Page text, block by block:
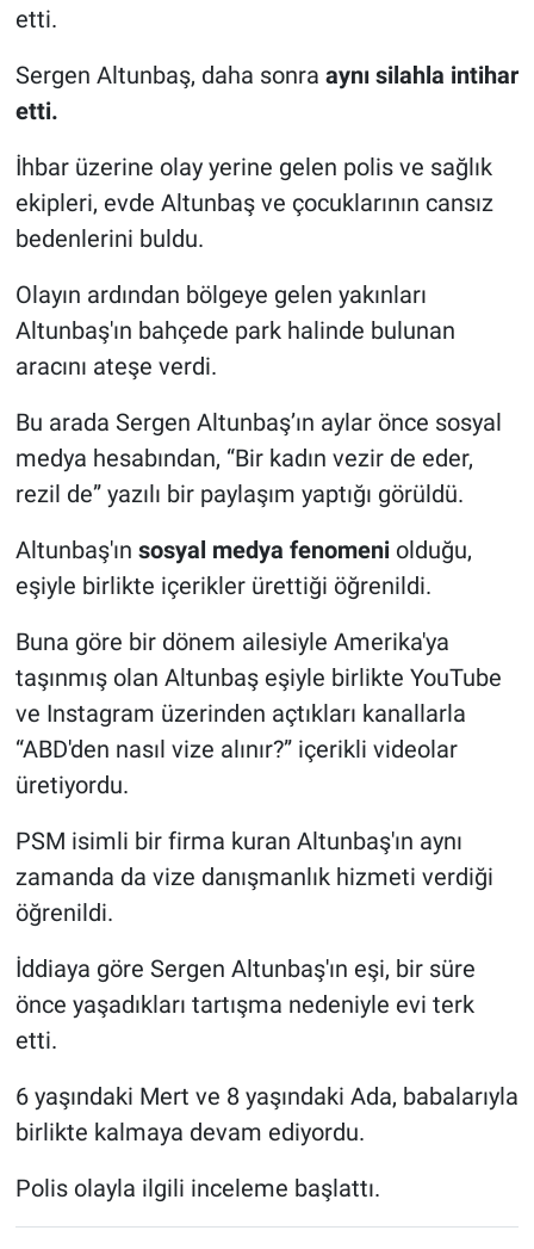
etti.
Sergen Altunbaş, daha sonra aynı silahla intihar
etti.
İhbar üzerine olay yerine gelen polis ve sağlık
ekipleri, evde Altunbaş ve çocuklarının cansız
bedenlerini buldu.
Olayın ardından bölgeye gelen yakınları
Altunbaş'ın bahçede park halinde bulunan
aracını ateşe verdi.
Bu arada Sergen Altunbaş’ın aylar önce sosyal
medya hesabından, “Bir kadın vezir de eder,
rezil de” yazılı bir paylaşım yaptığı görüldü.
Altunbaş'ın sosyal medya fenomeni olduğu,
eşiyle birlikte içerikler ürettiği öğrenildi.
Buna göre bir dönem ailesiyle Amerika'ya
taşınmış olan Altunbaş eşiyle birlikte YouTube
ve Instagram üzerinden açtıkları kanallarla
“ABD'den nasıl vize alınır?” içerikli videolar
üretiyordu.
PSM isimli bir firma kuran Altunbaş'ın aynı
zamanda da vize danışmanlık hizmeti verdiği
öğrenildi.
İddiaya göre Sergen Altunbaş'ın eşi, bir süre
önce yaşadıkları tartışma nedeniyle evi terk
etti.
6 yaşındaki Mert ve 8 yaşındaki Ada, babalarıyla
birlikte kalmaya devam ediyordu.
Polis olayla ilgili inceleme başlattı.